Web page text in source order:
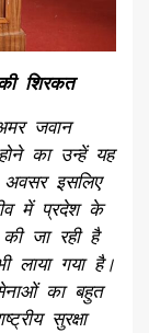
शिरकत
जवान
का उन्हें यह
इसलिए
में प्रदेश के
जा रही है
लाया गया है।
का बहुत
सुरक्षा